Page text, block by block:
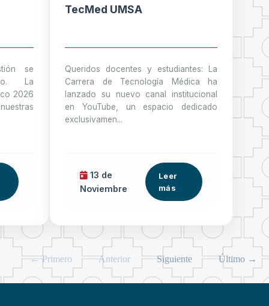
se
La
2026
TecMed UMSA
Queridos docentes y estudiantes: La
Carrera de Tecnología Médica ha
lanzado su nuevo canal institucional
en YouTube, un espacio dedicado
exclusivamen...
13 de
Noviembre
Leer
más
← Primero Anterior Siguiente Último →